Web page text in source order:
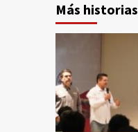
Más historias